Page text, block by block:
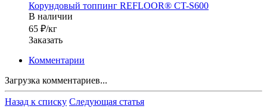
Корундовый топпинг REFLOOR® CT-S600
В наличии
65 ₽/кг
Заказать
Комментарии
Загрузка комментариев...
Назад к списку Следующая статья